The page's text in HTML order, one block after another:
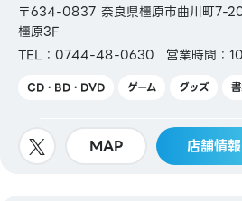
〒634-0837 奈良県橿原市曲川町7-
橿原3F
TEL：0744-48-0630
営業時間：
CD・BD・DVD ゲーム グッズ
MAP 店舗情